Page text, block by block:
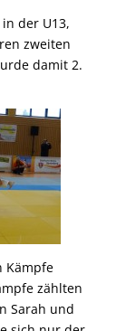
der U13,
zweiten
damit 2.
Kämpfe
zählten
Sarah und